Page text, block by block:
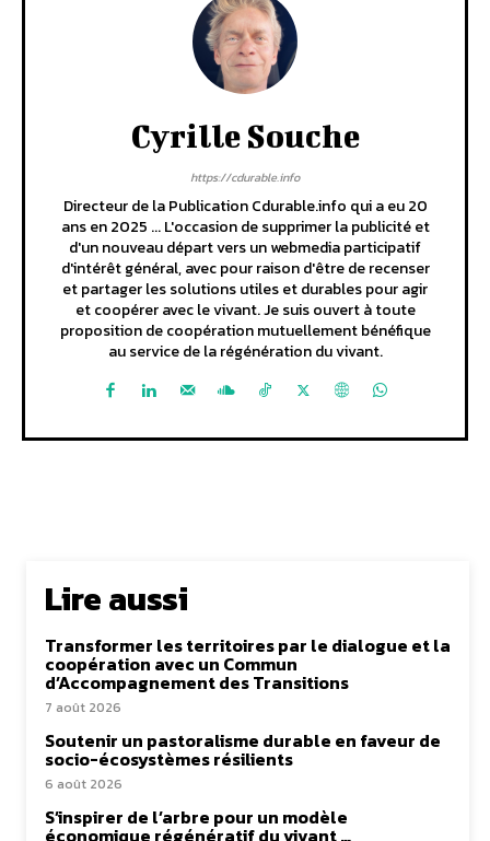
Cyrille Souche
https://cdurable.info
Directeur de la Publication Cdurable.info qui a eu 20
ans en 2025 ... L'occasion de supprimer la publicité et
d'un nouveau départ vers un webmedia participatif
d'intérêt général, avec pour raison d'être de recenser
et partager les solutions utiles et durables pour agir
et coopérer avec le vivant. Je suis ouvert à toute
proposition de coopération mutuellement bénéfique
au service de la régénération du vivant.
Lire aussi
Transformer les territoires par le dialogue et la
coopération avec un Commun
d’Accompagnement des Transitions
7 août 2026
Soutenir un pastoralisme durable en faveur de
socio-écosystèmes résilients
6 août 2026
S’inspirer de l’arbre pour un modèle
économique régénératif du vivant …